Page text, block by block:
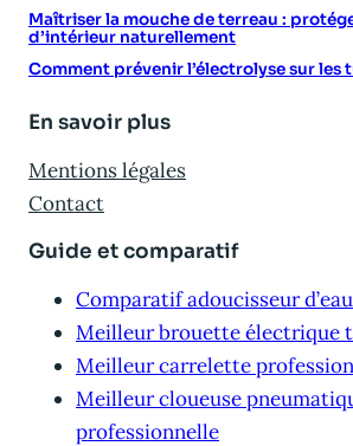
Maîtriser la mouche de terreau :
d’intérieur naturellement
Comment prévenir l’électrolyse sur les
En savoir plus
Mentions légales
Contact
Guide et comparatif
Comparatif adoucisseur d’eau
Meilleur brouette électrique
Meilleur carrelette
Meilleur cloueuse
professionnelle